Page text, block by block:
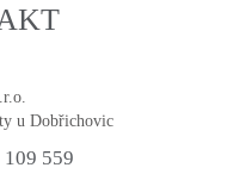
u Dobřichovic
559